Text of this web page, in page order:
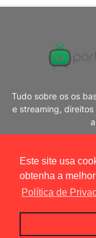
Este site usa
obtenha a
Política de
Tudo sobre os os
e streaming,
Blogger